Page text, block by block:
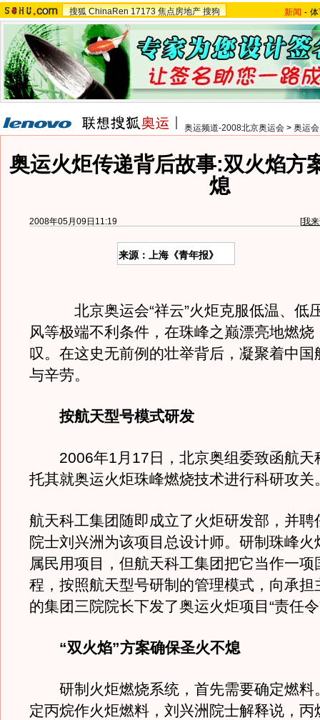
搜狐 ChinaRen 17173 焦点房地产 搜狗 新闻 -
奥运频道-2008北京奥运会 > 奥运
奥运火炬传递背后故事:双火焰方
熄
2008年05月09日11:19 [我
来源：上海《青年报》
北京奥运会“祥云”火炬克服低温、低
风等极端不利条件，在珠峰之巅漂亮地燃烧
叹。在这史无前例的壮举背后，凝聚着中国
与辛劳。
按航天型号模式研发
2006年1月17日，北京奥组委致函航天
托其就奥运火炬珠峰燃烧技术进行科研攻关
航天科工集团随即成立了火炬研发部，并聘
院士刘兴洲为该项目总设计师。研制珠峰火
属民用项目，但航天科工集团把它当作一项
程，按照航天型号研制的管理模式，向承担
的集团三院院长下发了奥运火炬项目“责任令
“双火焰”方案确保圣火不熄
研制火炬燃烧系统，首先需要确定燃料
定丙烷作火炬燃料，刘兴洲院士解释说，丙